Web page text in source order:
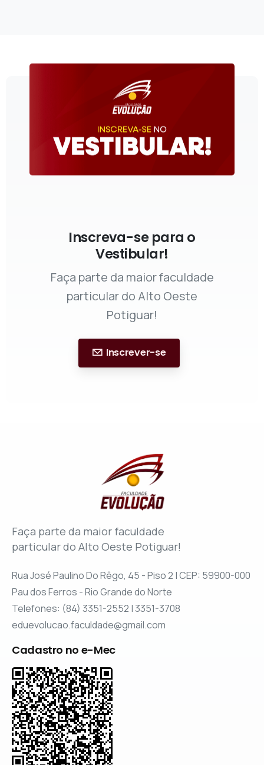
Inscreva-se para o
Vestibular!
Faça parte da maior faculdade
particular do Alto Oeste
Potiguar!
Inscrever-se
Faça parte da maior faculdade
particular do Alto Oeste Potiguar!
Rua José Paulino Do Rêgo, 45 - Piso 2 | CEP: 59900-000
Pau dos Ferros - Rio Grande do Norte
Telefones: (84) 3351-2552 | 3351-3708
eduevolucao.faculdade@gmail.com
Cadastro no e-Mec